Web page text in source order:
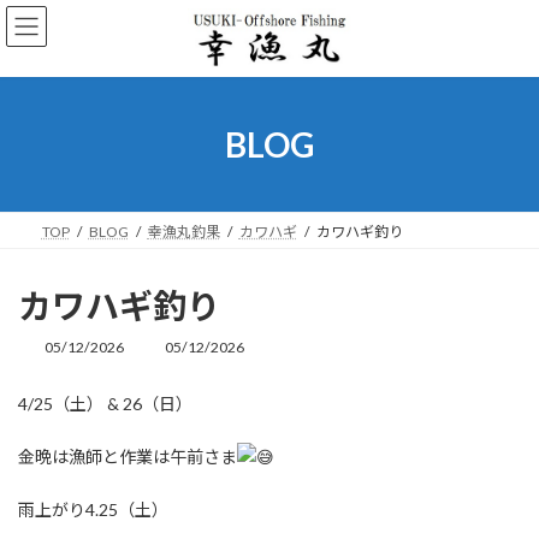
コ
ン
ン
ナ
ビ
ー
BLOG
TOP BLOG 幸漁丸釣果 カワハギ カワハギ釣り
カワハギ釣り
05/12/2026
最
更
新
時
05/12/2026
4/25（土） & 26（日）
金晩は漁師と作業は午前さま
雨上がり4.25（土）